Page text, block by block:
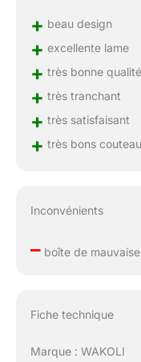
+ beau design
+ excellente lame
+ très bonne qualité
+ très tranchant
+ très satisfaisant
+ très bons
Inconvénients
–boîte de
Fiche technique
Marque : WAKOLI